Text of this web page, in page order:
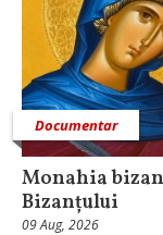
Documentar
Monahia
Bizanțului
09 Aug, 2026